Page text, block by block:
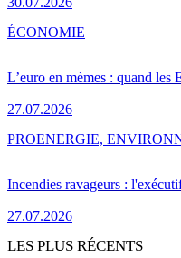
L’euro en mèmes : quand les
27.07.2026
ÉCONOMIE
Incendies ravageurs :
27.07.2026
PROENERGIE,
LES PLUS RÉCENTS